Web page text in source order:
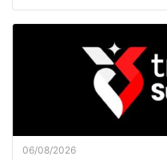
06/08/2026